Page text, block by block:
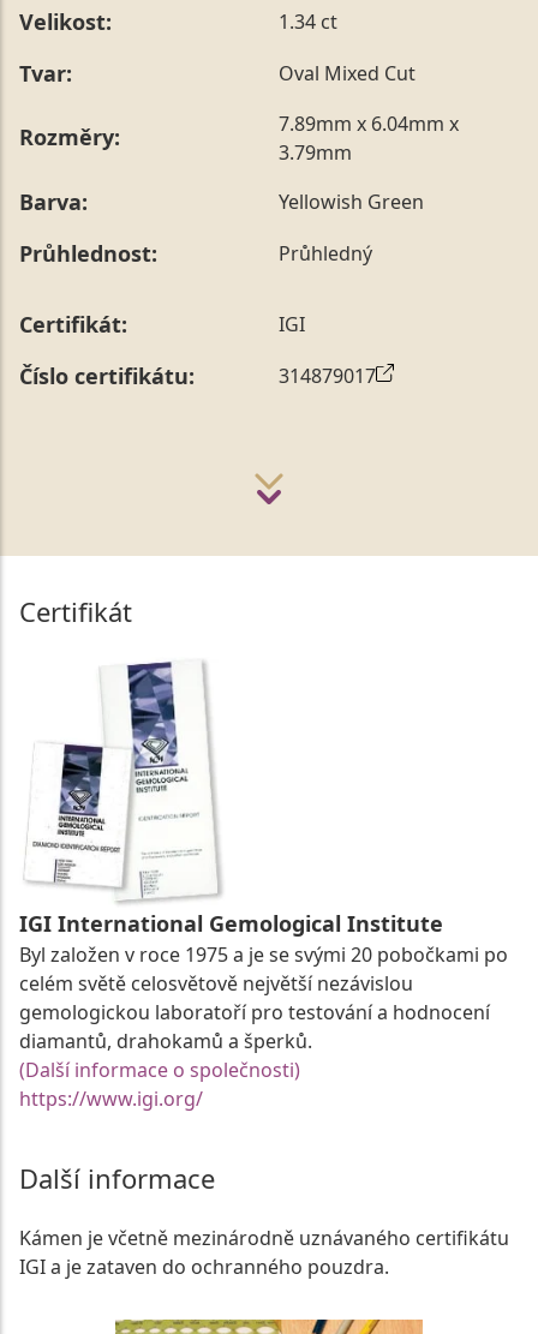
Velikost: 1.34 ct
Tvar: Oval Mixed Cut
Rozměry:
7.89mm x 6.04mm x
3.79mm
Barva: Yellowish Green
Průhlednost: Průhledný
Certifikát: IGI
Číslo certifikátu: 314879017
Certifikát
IGI International Gemological Institute
Byl založen v roce 1975 a je se svými 20 pobočkami po
celém světě celosvětově největší nezávislou
gemologickou laboratoří pro testování a hodnocení
diamantů, drahokamů a šperků.
(Další informace o společnosti)
https://www.igi.org/
Další informace
Kámen je včetně mezinárodně uznávaného certifikátu
IGI a je zataven do ochranného pouzdra.